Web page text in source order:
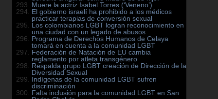
Muere la actriz Isabel Torres (‘Veneno’)
El gobierno israelí ha prohibido a los médicos
practicar terapias de conversión sexual
Los colombianos LGBT logran reconocimiento en
una ciudad con un legado de abusos
Programa de Derechos Humanos de Celaya
tomará en cuenta a la comunidad LGBT
Federación de Natación de EU cambia
reglamento por atleta transgénero
Respalda grupo LGBT creación de Dirección de la
Diversidad Sexual
Indígenas de la comunidad LGBT sufren
discriminación
Falta inclusión para la comunidad LGBT en San